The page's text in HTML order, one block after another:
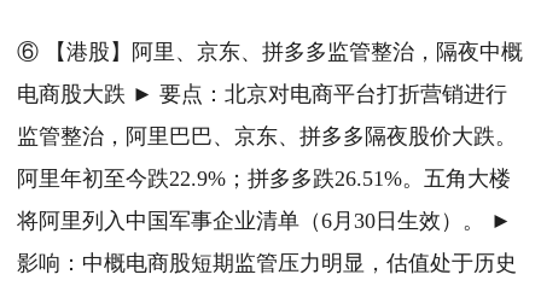
⑥ 【港股】阿里、京东、拼多多监管整治，隔夜中概
电商股大跌 ► 要点：北京对电商平台打折营销进行
监管整治，阿里巴巴、京东、拼多多隔夜股价大跌。
阿里年初至今跌22.9%；拼多多跌26.51%。五角大楼
将阿里列入中国军事企业清单（6月30日生效）。 ►
影响：中概电商股短期监管压力明显，估值处于历史